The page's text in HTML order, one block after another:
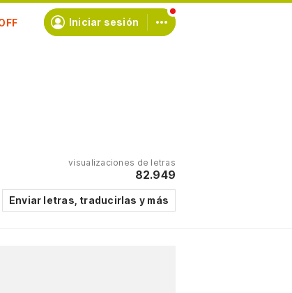
Iniciar sesión
visualizaciones de letras
82.949
Enviar letras, traducirlas y más